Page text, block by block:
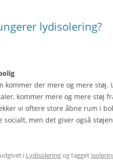
lydisolering?
kommer der mere og mere støj.
kommer mere og mere støj
vi oftere store åbne rum i
socialt, men det giver også
i Lydisoleringog tagget